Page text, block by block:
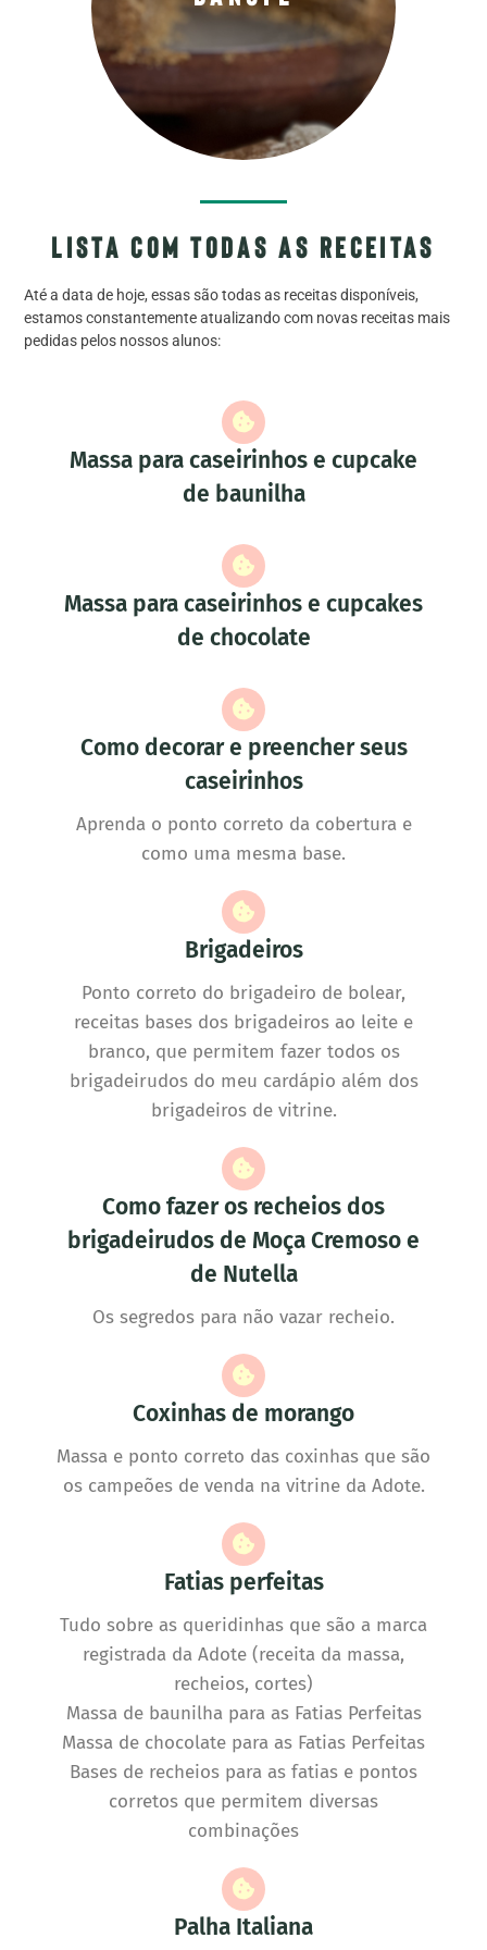
Quero Aprender
lista com todas as receitas
Até a data de hoje, essas são todas as receitas disponíveis,
estamos constantemente atualizando com novas receitas mais
pedidas pelos nossos alunos:
Massa para caseirinhos e cupcake
de baunilha
Massa para caseirinhos e cupcakes
de chocolate
Como decorar e preencher seus
caseirinhos
Aprenda o ponto correto da cobertura e
como uma mesma base.
Brigadeiros
Ponto correto do brigadeiro de bolear,
receitas bases dos brigadeiros ao leite e
branco, que permitem fazer todos os
brigadeirudos do meu cardápio além dos
brigadeiros de vitrine.
Como fazer os recheios dos
brigadeirudos de Moça Cremoso e
de Nutella
Os segredos para não vazar recheio.
Coxinhas de morango
Massa e ponto correto das coxinhas que são
os campeões de venda na vitrine da Adote.
Fatias perfeitas
Tudo sobre as queridinhas que são a marca
registrada da Adote (receita da massa,
recheios, cortes)
Massa de baunilha para as Fatias Perfeitas
Massa de chocolate para as Fatias Perfeitas
Bases de recheios para as fatias e pontos
corretos que permitem diversas
combinações
Palha Italiana